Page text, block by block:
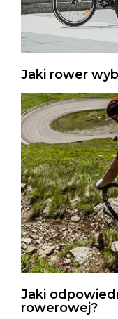
Jaki rower
Jaki
rowerowej?